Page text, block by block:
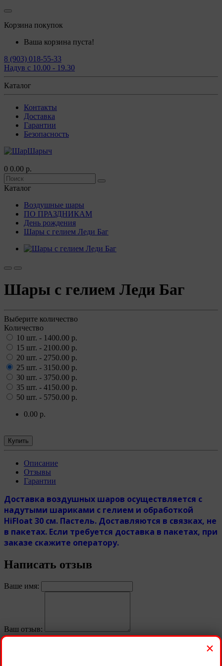
Корзина покупок
Ваша корзина пуста!
8 (903) 018-55-33
Надув с 10.00 - 19.30
Каталог
Контакты
Доставка
Гарантии
Безопасность
0 0.00 р.
Каталог
Воздушные шары
ПО ПРАЗДНИКАМ
День рождения
Шары с гелием Леди Баг
Шары с гелием Леди Баг
Выберите количество
Количество
10 шт. - 1400.00 р.
15 шт. - 2100.00 р.
20 шт. - 2750.00 р.
25 шт. - 3150.00 р.
30 шт. - 3750.00 р.
35 шт. - 4150.00 р.
50 шт. - 5750.00 р.
0.00 р.
Купить
Описание
Отзывы
Гарантии
Доставка воздушных шаров осуществляется с
надутыми шариками с гелием и обработкой
HiFloat 30 см. Пастель. Доставляются в связках, не
в пакетах. Если требуется доставка в пакетах, при
заказе скажите оператору.
Написать отзыв
Ваше имя:
Ваш отзыв:
Примечание:HTML разметка не поддерживается!
×